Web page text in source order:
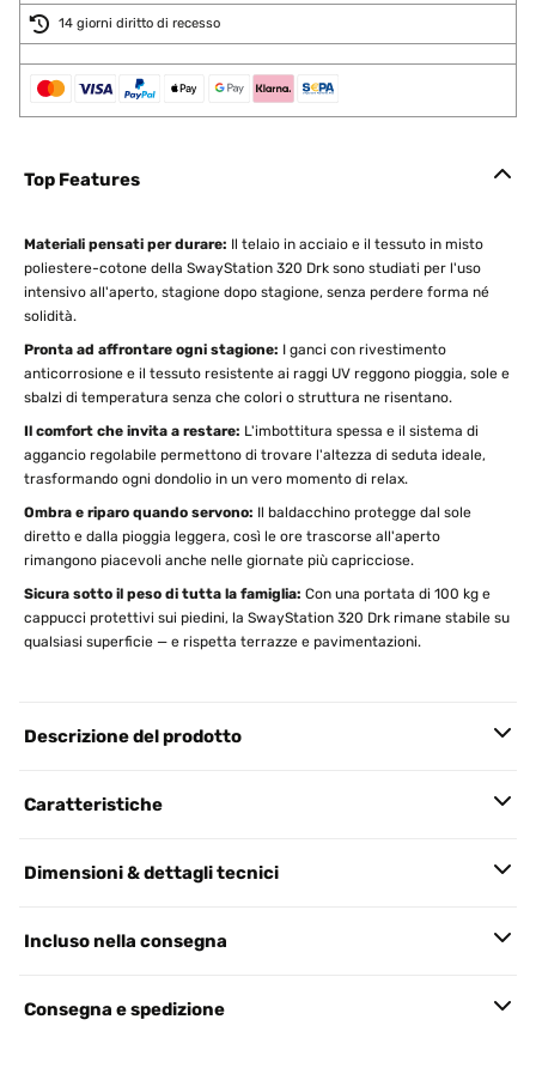
14 giorni diritto di recesso
Top Features
Materiali pensati per durare: Il telaio in acciaio e il tessuto in misto
poliestere-cotone della SwayStation 320 Drk sono studiati per l'uso
intensivo all'aperto, stagione dopo stagione, senza perdere forma né
solidità.
Pronta ad affrontare ogni stagione: I ganci con rivestimento
anticorrosione e il tessuto resistente ai raggi UV reggono pioggia, sole e
sbalzi di temperatura senza che colori o struttura ne risentano.
Il comfort che invita a restare: L'imbottitura spessa e il sistema di
aggancio regolabile permettono di trovare l'altezza di seduta ideale,
trasformando ogni dondolio in un vero momento di relax.
Ombra e riparo quando servono: Il baldacchino protegge dal sole
diretto e dalla pioggia leggera, così le ore trascorse all'aperto
rimangono piacevoli anche nelle giornate più capricciose.
Sicura sotto il peso di tutta la famiglia: Con una portata di 100 kg e
cappucci protettivi sui piedini, la SwayStation 320 Drk rimane stabile su
qualsiasi superficie — e rispetta terrazze e pavimentazioni.
Descrizione del prodotto
Caratteristiche
Dimensioni & dettagli tecnici
Incluso nella consegna
Consegna e spedizione